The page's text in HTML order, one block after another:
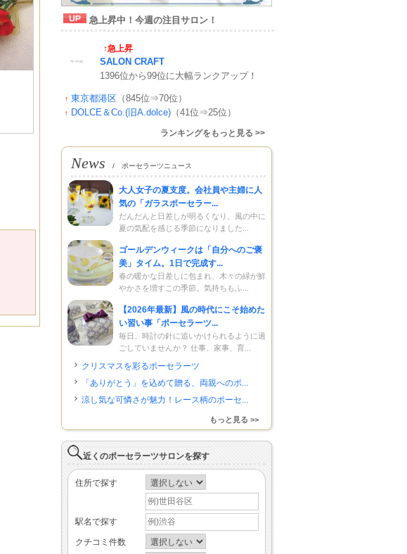
急上昇中！今週の注目サロン！
↑急上昇
SALON CRAFT
1396位から99位に大幅ランクアップ！
↑ 東京都港区 （845位⇒70位）
↑ DOLCE＆Co.(旧A.dolce) （41位⇒25位）
ランキングをもっと見る >>
News / ポーセラーツニュース
大人女子の夏支度。会社員や主婦に人
気の「ガラスポーセラー...
だんだんと日差しが明るくなり、風の中に
夏の気配を感じる季節になりました...
ゴールデンウィークは「自分へのご褒
美」タイム。1日で完成す...
春の暖かな日差しに包まれ、木々の緑が鮮
やかさを増すこの季節。気持ちもふ...
【2026年最新】風の時代にこそ始めた
い習い事「ポーセラーツ...
毎日、時計の針に追いかけられるように過
ごしていませんか？ 仕事、家事、育...
クリスマスを彩るポーセラーツ
「ありがとう」を込めて贈る、両親へのポ...
涼し気な可憐さが魅力！レース柄のポーセ...
もっと見る >>
近くのポーセラーツサロンを探す
住所で探す
駅名で探す
クチコミ件数